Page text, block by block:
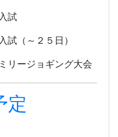
試
試（～２５日）
リージョギング大会
定